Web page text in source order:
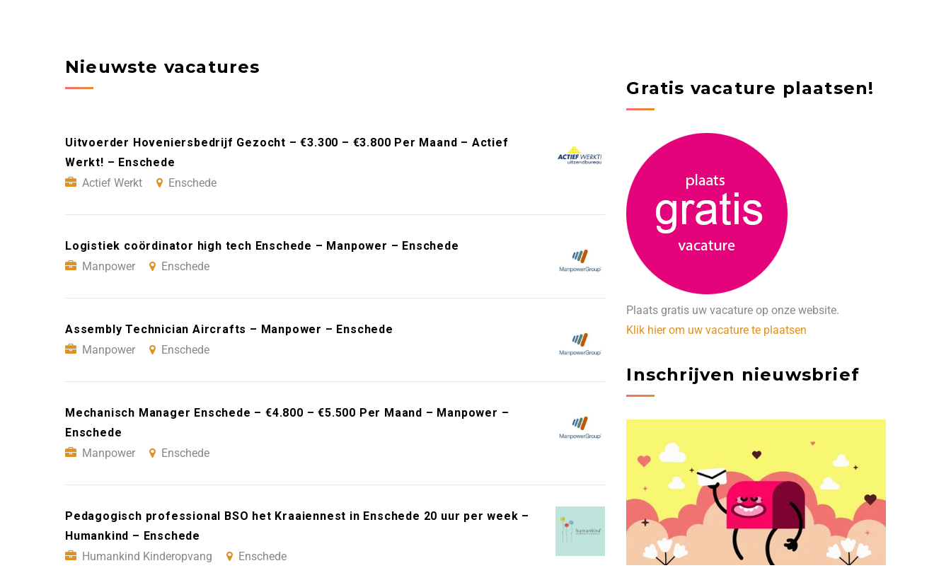
Nieuwste vacatures
Uitvoerder Hoveniersbedrijf Gezocht – €3.300 – €3.800 Per Maand – Actief
Werkt! – Enschede
Actief Werkt
Enschede
Logistiek coördinator high tech Enschede – Manpower – Enschede
Manpower
Enschede
Assembly Technician Aircrafts – Manpower – Enschede
Manpower
Enschede
Mechanisch Manager Enschede – €4.800 – €5.500 Per Maand – Manpower –
Enschede
Manpower
Enschede
Pedagogisch professional BSO het Kraaiennest in Enschede 20 uur per week –
Humankind – Enschede
Humankind Kinderopvang
Enschede
Gratis vacature plaatsen!
Plaats gratis uw vacature op onze website.
Klik hier om uw vacature te plaatsen
Inschrijven nieuwsbrief